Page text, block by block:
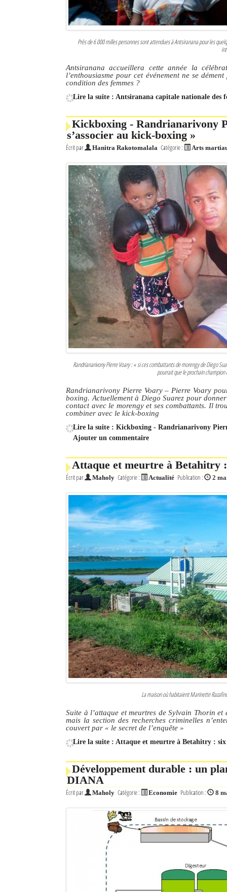
Près de 6 000 milles personnes sont attendues à Antsiranana pour les
Antsiranana accueillera cette année la
l’enthousiasme pour cet événement ne se
condition des femmes ?
Lire la suite : Antsiranana capitale nationale des
Kickboxing - Randrianarivony
s’associer au kick-boxing »
Écrit par Hanitra Rakotomalala Catégorie : Arts
Randrianarivony Pierre Voary : « si ces combattants de morengy de Diego
pourrait que le prochain
Randrianarivony Pierre Voary – Pierre Voary
boxing. Actuellement à Diego Suarez pour
contact avec le morengy et ses combattants. Il
combiner avec le kick-boxing
Lire la suite : Kickboxing - Randrianarivony
Ajouter un commentaire
Attaque et meurtre à Betahitry
Écrit par Maholy Catégorie : Actualité Publication : 2
La maison où habitaient Marinette
Suite à l’attaque et meurtres de Sylvain Thorin
mais la section des recherches criminelles
couvert par « le secret de l’enquête »
Lire la suite : Attaque et meurtre à Betahitry : six
Développement durable : un
DIANA
Écrit par Maholy Catégorie : Economie Publication : 8